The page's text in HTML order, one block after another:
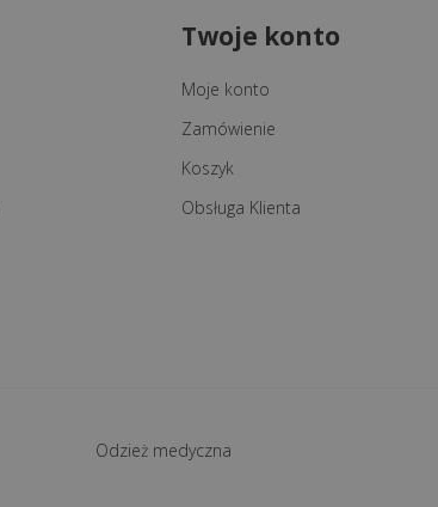
Twoje konto
Moje konto
Zamówienie
Koszyk
Obsługa Klienta
Odzież medyczna